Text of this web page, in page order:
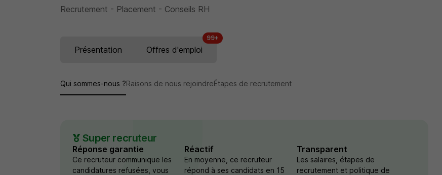
Recrutement - Placement - Conseils RH
Présentation Offres d'emploi
99+
Qui sommes-nous ?Raisons de nous rejoindreÉtapes de recrutement
Super recruteur
Réponse garantie
Ce recruteur communique les
candidatures refusées, vous
Réactif
En moyenne, ce recruteur
répond à ses candidats en 15
Transparent
Les salaires, étapes de
recrutement et politique de